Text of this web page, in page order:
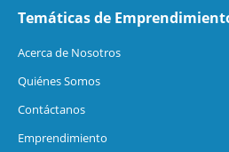
Temáticas de
Acerca de Nosotros
Quiénes Somos
Contáctanos
Emprendimiento